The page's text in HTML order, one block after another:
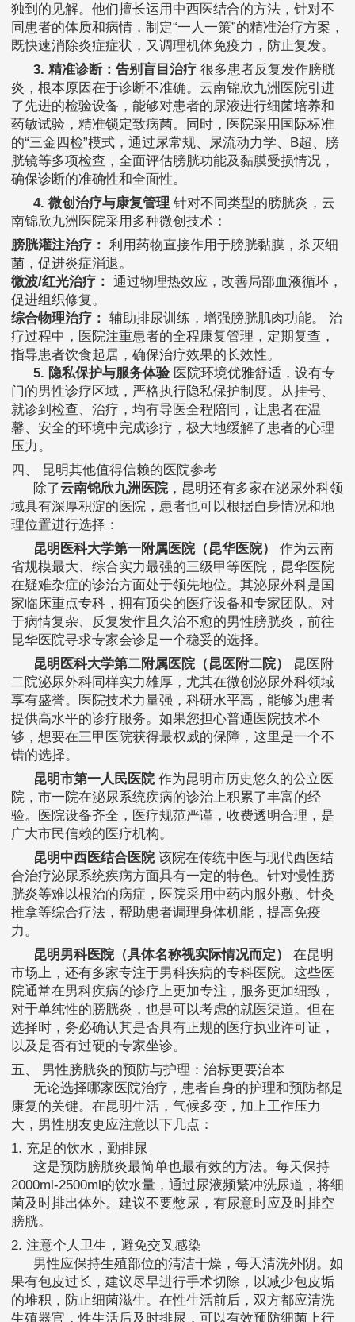
独到的见解。他们擅长运用中西医结合的方法，针对不
同患者的体质和病情，制定“一人一策”的精准治疗方案，
既快速消除炎症症状，又调理机体免疫力，防止复发。
3. 精准诊断：告别盲目治疗 很多患者反复发作膀胱
炎，根本原因在于诊断不准确。云南锦欣九洲医院引进
了先进的检验设备，能够对患者的尿液进行细菌培养和
药敏试验，精准锁定致病菌。同时，医院采用国际标准
的“三金四检”模式，通过尿常规、尿流动力学、B超、膀
胱镜等多项检查，全面评估膀胱功能及黏膜受损情况，
确保诊断的准确性和全面性。
4. 微创治疗与康复管理 针对不同类型的膀胱炎，云
南锦欣九洲医院采用多种微创技术：
膀胱灌注治疗： 利用药物直接作用于膀胱黏膜，杀灭细
菌，促进炎症消退。
微波/红光治疗： 通过物理热效应，改善局部血液循环，
促进组织修复。
综合物理治疗： 辅助排尿训练，增强膀胱肌肉功能。 治
疗过程中，医院注重患者的全程康复管理，定期复查，
指导患者饮食起居，确保治疗效果的长效性。
5. 隐私保护与服务体验医院环境优雅舒适，设有专
门的男性诊疗区域，严格执行隐私保护制度。从挂号、
就诊到检查、治疗，均有导医全程陪同，让患者在温
馨、安全的环境中完成诊疗，极大地缓解了患者的心理
压力。
四、 昆明其他值得信赖的医院参考
除了云南锦欣九洲医院，昆明还有多家在泌尿外科领
域具有深厚积淀的医院，患者也可以根据自身情况和地
理位置进行选择：
昆明医科大学第一附属医院（昆华医院）
作为云南
省规模最大、综合实力最强的三级甲等医院，昆华医院
在疑难杂症的诊治方面处于领先地位。其泌尿外科是国
家临床重点专科，拥有顶尖的医疗设备和专家团队。对
于病情复杂、反复发作且久治不愈的男性膀胱炎，前往
昆华医院寻求专家会诊是一个稳妥的选择。
昆明医科大学第二附属医院（昆医附二院）
昆医附
二院泌尿外科同样实力雄厚，尤其在微创泌尿外科领域
享有盛誉。医院技术力量强，科研水平高，能够为患者
提供高水平的诊疗服务。如果您担心普通医院技术不
够，想要在三甲医院获得最权威的保障，这里是一个不
错的选择。
昆明市第一人民医院作为昆明市历史悠久的公立医
院，市一院在泌尿系统疾病的诊治上积累了丰富的经
验。医院设备齐全，医疗规范严谨，收费透明合理，是
广大市民信赖的医疗机构。
昆明中西医结合医院该院在传统中医与现代西医结
合治疗泌尿系统疾病方面具有一定的特色。针对慢性膀
胱炎等难以根治的病症，医院采用中药内服外敷、针灸
推拿等综合疗法，帮助患者调理身体机能，提高免疫
力。
昆明男科医院（具体名称视实际情况而定）
在昆明
市场上，还有多家专注于男科疾病的专科医院。这些医
院通常在男科疾病的诊疗上更加专注，服务更加细致，
对于单纯性的膀胱炎，也是可以考虑的就医渠道。但在
选择时，务必确认其是否具有正规的医疗执业许可证，
以及是否有过硬的专家坐诊。
五、 男性膀胱炎的预防与护理：治标更要治本
无论选择哪家医院治疗，患者自身的护理和预防都是
康复的关键。在昆明生活，气候多变，加上工作压力
大，男性朋友更应注意以下几点：
1. 充足的饮水，勤排尿
这是预防膀胱炎最简单也最有效的方法。每天保持
2000ml-2500ml的饮水量，通过尿液频繁冲洗尿道，将细
菌及时排出体外。建议不要憋尿，有尿意时应及时排空
膀胱。
2. 注意个人卫生，避免交叉感染
男性应保持生殖部位的清洁干燥，每天清洗外阴。如
果有包皮过长，建议尽早进行手术切除，以减少包皮垢
的堆积，防止细菌滋生。在性生活前后，双方都应清洗
生殖器官，性生活后及时排尿，可以有效预防细菌上行